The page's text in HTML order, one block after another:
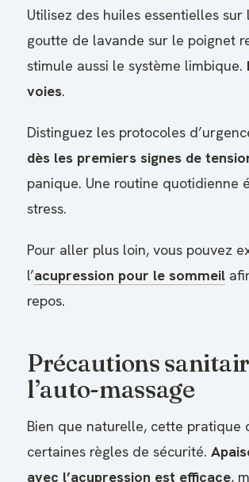
Utilisez des huiles essentielles sur
goutte de lavande sur le poignet
stimule aussi le système limbique.
voies.
Distinguez les protocoles
dès les premiers signes de
panique. Une routine quotidienne
stress.
Pour aller plus loin, vous pouvez
l’acupression pour le sommeil
repos.
Précautions
l’auto-massage
Bien que naturelle, cette pratique
certaines règles de sécurité.
avec l’acupression est efficace,